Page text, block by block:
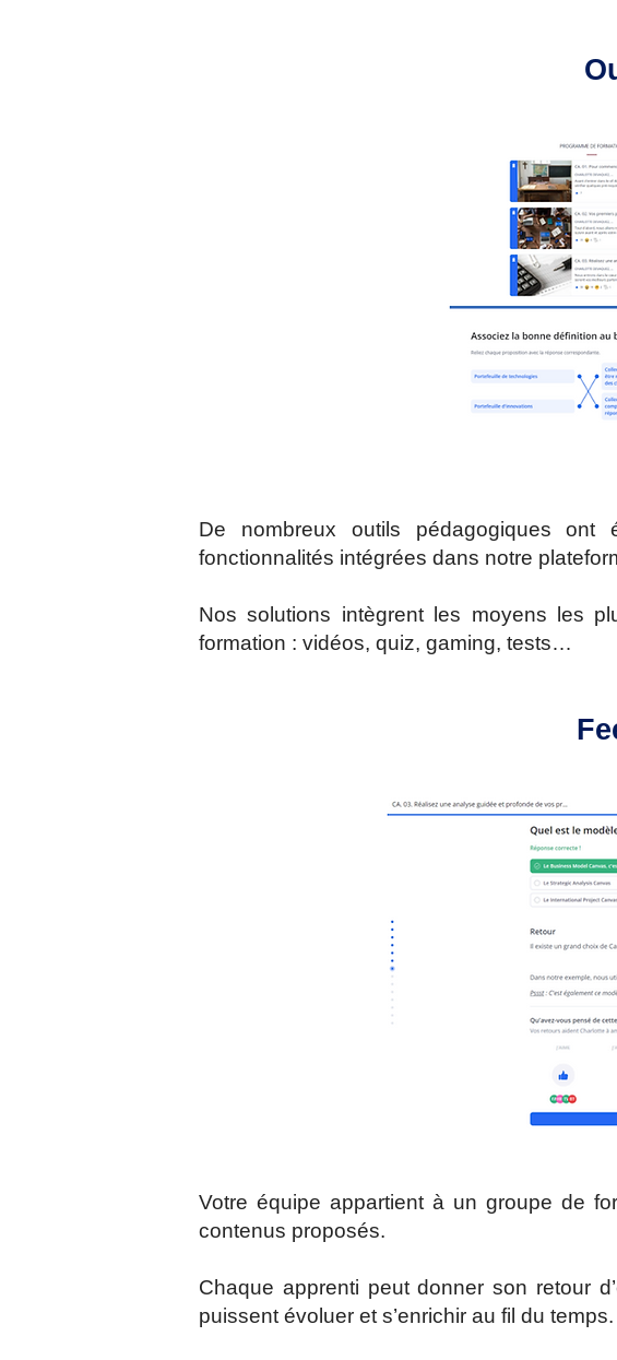
De nombreux outils pédagogiques ont
fonctionnalités intégrées dans notre
Nos solutions intègrent les moyens les
formation : vidéos, quiz, gaming, tests…
Votre équipe appartient à un groupe de
contenus proposés.
Chaque apprenti peut donner son retour
puissent évoluer et s’enrichir au fil du temps.